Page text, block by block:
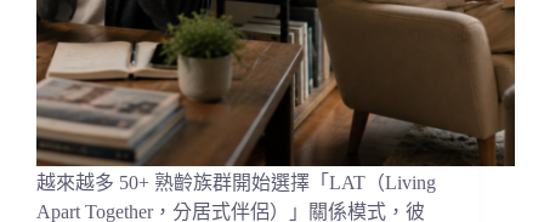
越來越多 50+ 熟齡族群開始選擇「LAT（Living
Apart Together，分居式伴侶）」關係模式，彼